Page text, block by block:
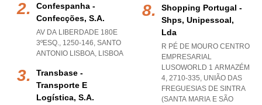
Confespanha -
Confecções, S.a.
AV DA LIBERDADE 180E
3ºESQ., 1250-146, SANTO
ANTONIO LISBOA, LISBOA
Transbase -
Transporte E
Logística, S.a.
Shopping Portugal -
Shps, Unipessoal,
Lda
R PÉ DE MOURO CENTRO
EMPRESARIAL
LUSOWORLD 1 ARMAZÉM
4, 2710-335, UNIÃO DAS
FREGUESIAS DE SINTRA
(SANTA MARIA E SÃO